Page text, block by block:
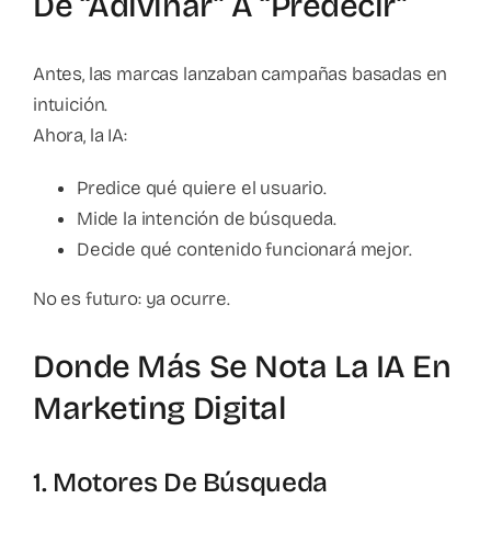
Antes, las marcas lanzaban campañas basadas en
intuición.
Ahora, la IA:
Predice qué quiere el usuario.
Mide la intención de búsqueda.
Decide qué contenido funcionará mejor.
No es futuro: ya ocurre.
Donde Más Se Nota La IA En
Marketing Digital
1. Motores De Búsqueda